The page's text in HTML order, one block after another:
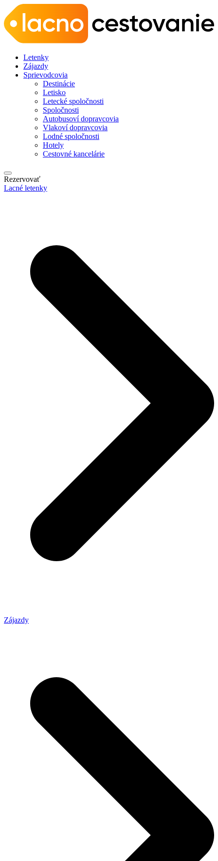
Letenky
Zájazdy
Sprievodcovia
Destinácie
Letisko
Letecké spoločnosti
Spoločnosti
Autobusoví dopravcovia
Vlakoví dopravcovia
Lodné spoločnosti
Hotely
Cestovné kancelárie
Rezervovať
Lacné letenky
Zájazdy